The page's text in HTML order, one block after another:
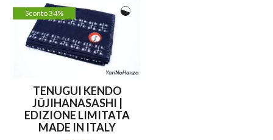
Sconto 34%
TENUGUI KENDO
JŪJIHANASASHI |
EDIZIONE LIMITATA
MADE IN ITALY